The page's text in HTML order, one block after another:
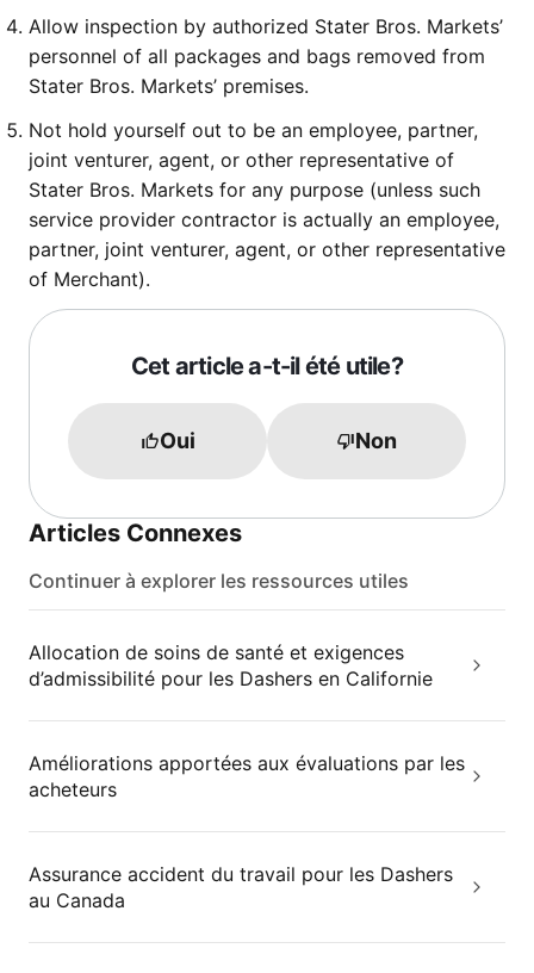
Allow inspection by authorized Stater Bros. Markets’
personnel of all packages and bags removed from
Stater Bros. Markets’ premises.
Not hold yourself out to be an employee, partner,
joint venturer, agent, or other representative of
Stater Bros. Markets for any purpose (unless such
service provider contractor is actually an employee,
partner, joint venturer, agent, or other representative
of Merchant).
Cet article a-t-il été utile?
Oui Non
Articles Connexes
Continuer à explorer les ressources utiles
Allocation de soins de santé et exigences
d’admissibilité pour les Dashers en Californie
Améliorations apportées aux évaluations par les
acheteurs
Assurance accident du travail pour les Dashers
au Canada